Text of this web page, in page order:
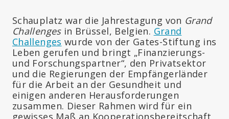
Schauplatz war die Jahrestagung von Grand
Challengesin Brüssel, Belgien. Grand
Challenges wurde von der Gates-Stiftung ins
Leben gerufen und bringt „Finanzierungs-
und Forschungspartner“, den Privatsektor
und die Regierungen der Empfängerländer
für die Arbeit an der Gesundheit und
einigen anderen Herausforderungen
zusammen. Dieser Rahmen wird für ein
gewisses Maß an Kooperationsbereitschaft